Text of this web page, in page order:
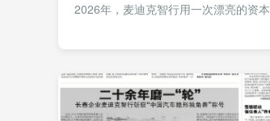
2026年，麦迪克智行用一次漂亮的资本
创投等顶级机构，估...